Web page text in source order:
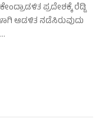
ಪ್ರದೇಶಕ್ಕೆ ರೆಡ್ಡಿ
ಆಡಳಿತ ನಡೆಸಿರುವುದು